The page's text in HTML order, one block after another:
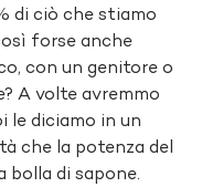
di ciò che stiamo
forse anche
con un genitore o
A volte avremmo
le diciamo in un
che la potenza del
bolla di sapone.